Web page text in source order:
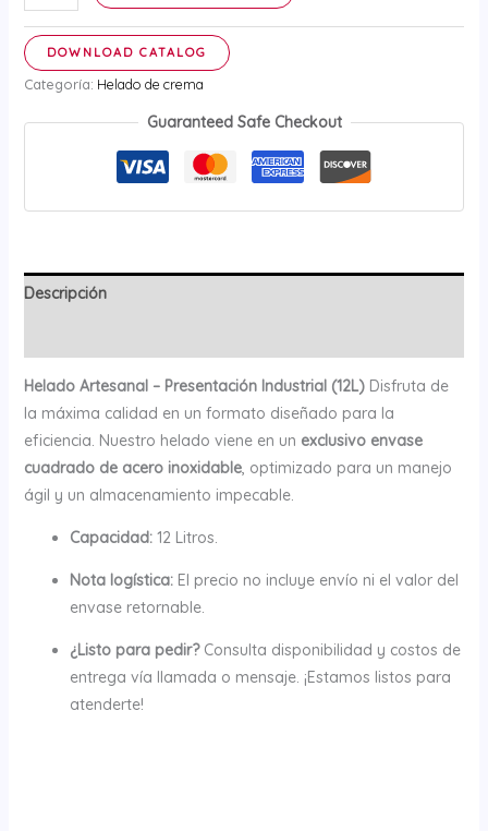
de
Café
-
12
litros
DOWNLOAD CATALOG
Categoría: Helado de crema
Guaranteed Safe Checkout
Descripción
Helado Artesanal – Presentación Industrial (12L)Disfruta de
la máxima calidad en un formato diseñado para la
eficiencia. Nuestro helado viene en un exclusivo envase
cuadrado de acero inoxidable, optimizado para un manejo
ágil y un almacenamiento impecable.
Capacidad:12 Litros.
Nota logística:El precio no incluye envío ni el valor del
envase retornable.
¿Listo para pedir?Consulta disponibilidad y costos de
entrega vía llamada o mensaje. ¡Estamos listos para
atenderte!